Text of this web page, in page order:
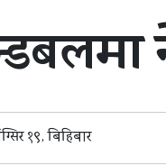
१९, बिहिबार